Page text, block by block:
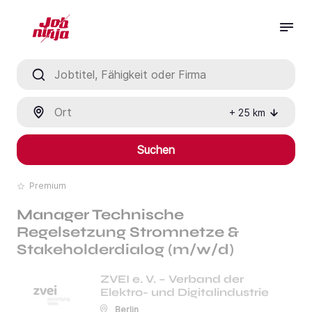
+ 25 km
Suchen
Premium
Manager Technische
Regelsetzung Stromnetze &
Stakeholderdialog (m/w/d)
ZVEI e. V. – Verband der
Elektro- und Digitalindustrie
Berlin